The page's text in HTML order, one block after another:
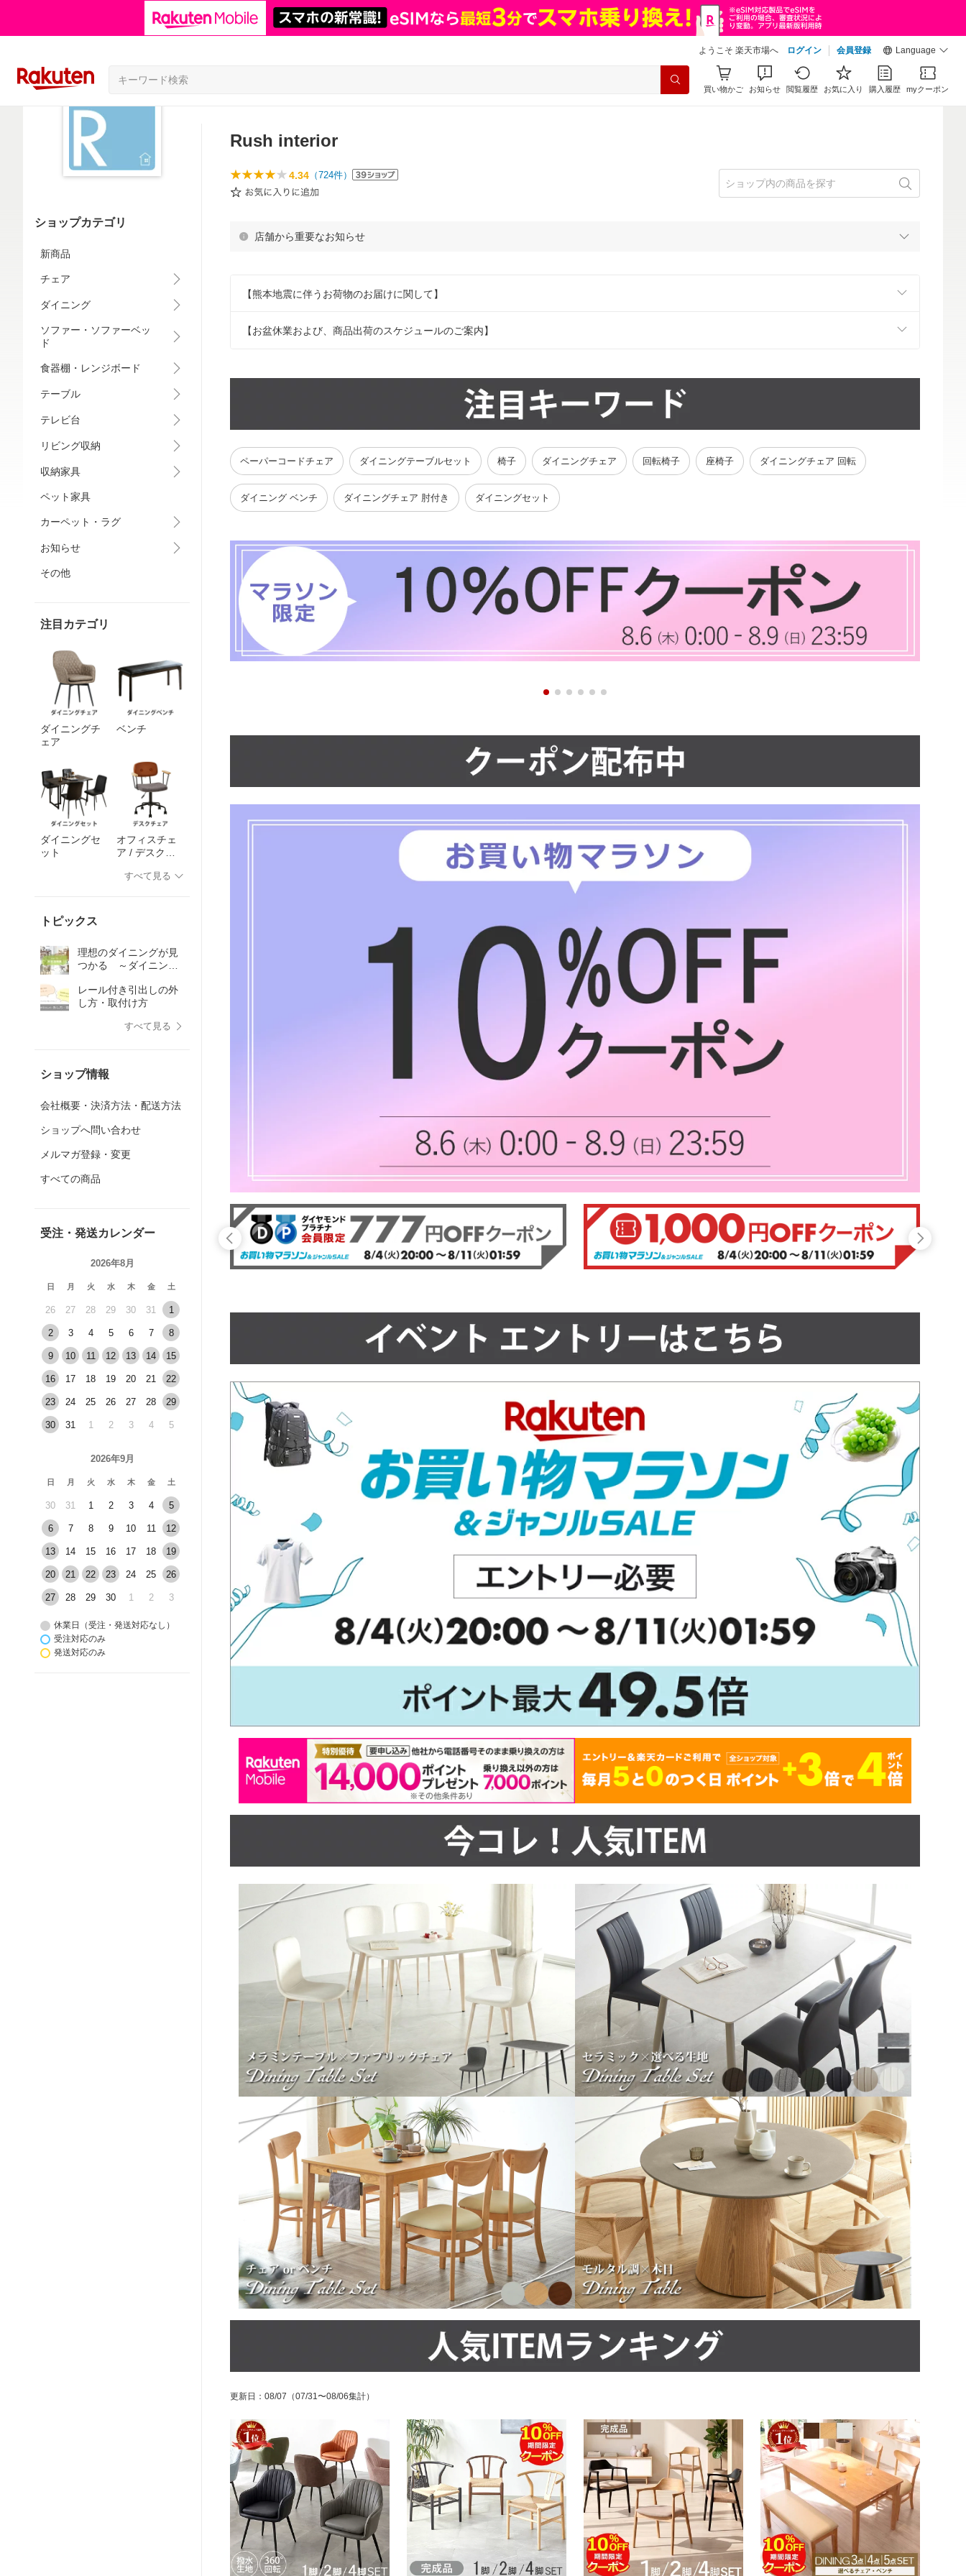
ようこそ 楽天市場へ ログイン 会員登録 Language
買い物かご お知らせ 閲覧履歴 お気に入り 購入履歴 myクーポン
ショップカテゴリ
新商品
チェア
ダイニング
ソファー・ソファーベッ
ド
食器棚・レンジボード
テーブル
テレビ台
リビング収納
収納家具
ペット家具
カーペット・ラグ
お知らせ
その他
注目カテゴリ
ダイニングチ
ェア
ベンチ
ダイニングセ
ット
オフィスチェ
ア / デスクチ
すべて見る
トピックス
理想のダイニングが見
つかる ～ダイニング
レール付き引出しの外
し方・取付け方
すべて見る
ショップ情報
会社概要・決済方法・配送方法
ショップへ問い合わせ
メルマガ登録・変更
すべての商品
受注・発送カレンダー
2026年8月
日 月 火 水 木 金 土
26 27 28 29 30 31 1
2 3 4 5 6 7 8
9 10 11 12 13 14 15
16 17 18 19 20 21 22
23 24 25 26 27 28 29
30 31 1 2 3 4 5
2026年9月
日 月 火 水 木 金 土
30 31 1 2 3 4 5
6 7 8 9 10 11 12
13 14 15 16 17 18 19
20 21 22 23 24 25 26
27 28 29 30 1 2 3
休業日（受注・発送対応なし）
受注対応のみ
発送対応のみ
Rush interior
4.34 （724件）
店舗から重要なお知らせ
【熊本地震に伴うお荷物のお届けに関して】
【お盆休業および、商品出荷のスケジュールのご案内】
ペーパーコードチェア ダイニングテーブルセット 椅子 ダイニングチェア 回転椅子 座椅子 ダイニングチェア 回転
ダイニング ベンチ ダイニングチェア 肘付き ダイニングセット
更新日 ： 08/07 （07/31〜08/06集計）